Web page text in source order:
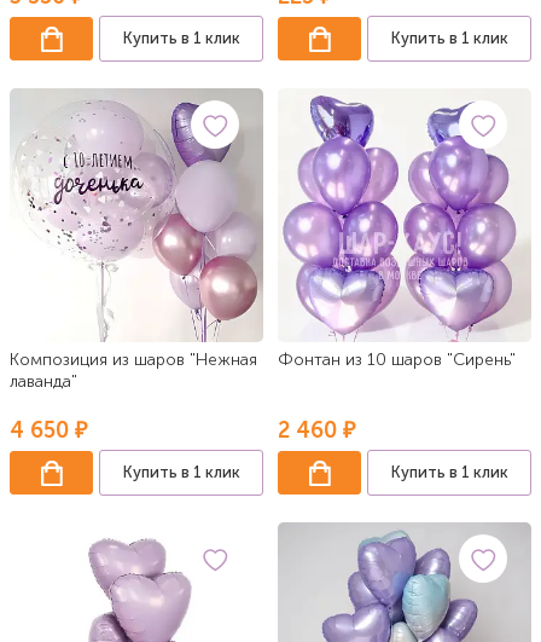
Купить в 1 клик Купить в 1 клик
Композиция из шаров "Нежная
лаванда"
4 650 ₽
Купить в 1 клик
Фонтан из 10 шаров "Сирень"
2 460 ₽
Купить в 1 клик